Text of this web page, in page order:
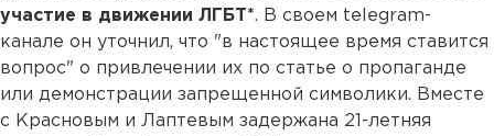
участие в движении ЛГБТ*. В своем telegram-
канале он уточнил, что "в настоящее время ставится
вопрос" о привлечении их по статье о пропаганде
или демонстрации запрещенной символики. Вместе
с Красновым и Лаптевым задержана 21-летняя